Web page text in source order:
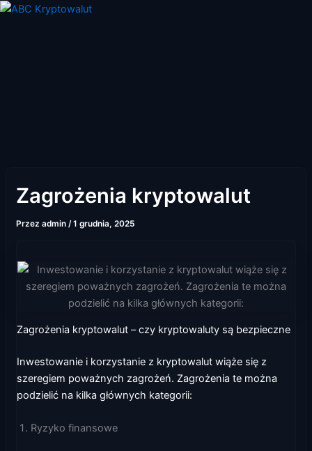
Przejdź
Zagrożenia kryptowalut
Przezadmin/1 grudnia, 2025
Zagrożenia kryptowalut – czy kryptowaluty są bezpieczne
Inwestowanie i korzystanie z kryptowalut wiąże się z
szeregiem poważnych zagrożeń. Zagrożenia te można
podzielić na kilka głównych kategorii:
Ryzyko finansowe